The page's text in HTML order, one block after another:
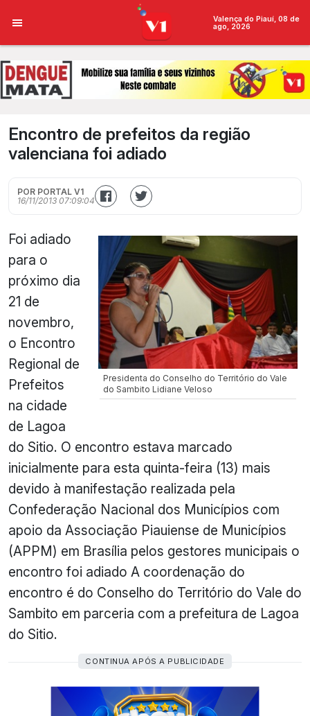
Valença do Piauí, 08 de
ago, 2026
Encontro de prefeitos da região
valenciana foi adiado
POR PORTAL V1
16/11/2013 07:09:04
Presidenta do Conselho do Território do Vale
do Sambito Lidiane Veloso
Foi adiado
para o
próximo dia
21 de
novembro,
o Encontro
Regional de
Prefeitos
na cidade
de Lagoa
do Sitio. O encontro estava marcado
inicialmente para esta quinta-feira (13) mais
devido à manifestação realizada pela
Confederação Nacional dos Municípios com
apoio da Associação Piauiense de Municípios
(APPM) em Brasília pelos gestores municipais o
encontro foi adiado A coordenação do
encontro é do Conselho do Território do Vale do
Sambito em parceria com a prefeitura de Lagoa
do Sitio.
CONTINUA APÓS A PUBLICIDADE